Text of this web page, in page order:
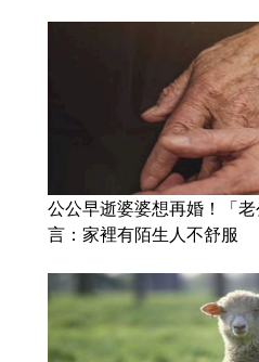
公公早逝婆婆想再婚！「
言：家裡有陌生人不舒服